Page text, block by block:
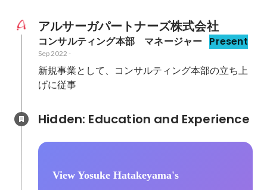
アルサーガパートナーズ株式会社
コンサルティング本部　マネージャー Present
Sep 2022 -
新規事業として、コンサルティング本部の立ち上
げに従事
View Yosuke Hatakeyama's